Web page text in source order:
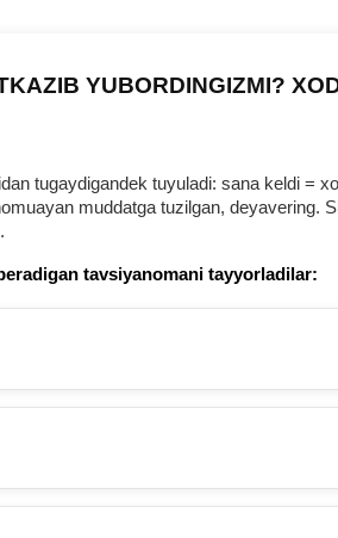
YUBORDINGIZMI?
tugaydigandek tuyuladi: sana keldi =
muddatga tuzilgan, deyavering.
tavsiyanomani tayyorladilar: